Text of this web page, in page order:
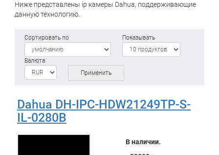
Ниже представлены ip камеры Dahua, поддерживающие
данную технологию.
Сортировать по Показывать
Валюта
Применить
Dahua DH-IPC-HDW21249TP-S-
IL-0280B
В наличии.